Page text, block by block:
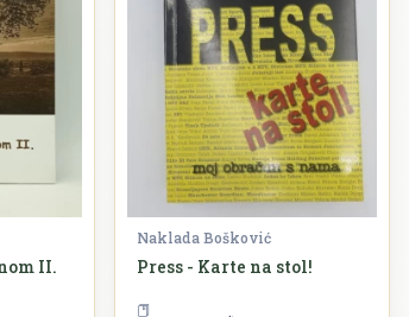
II.
Naklada Bošković
Press - Karte na stol!